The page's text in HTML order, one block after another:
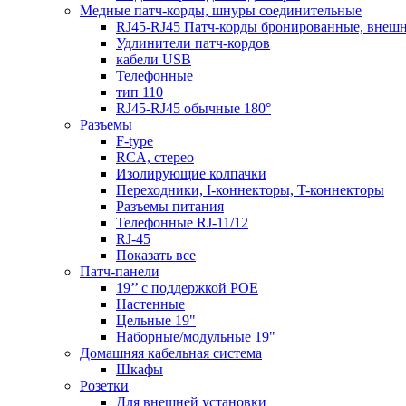
Медные патч-корды, шнуры соединительные
RJ45-RJ45 Патч-корды бронированные,
Удлинители патч-кордов
кабели USB
Телефонные
тип 110
RJ45-RJ45 обычные 180°
Разъемы
F-type
RCA, стерео
Изолирующие колпачки
Переходники, I-коннекторы, T-коннекторы
Разъемы питания
Телефонные RJ-11/12
RJ-45
Показать все
Патч-панели
19’’ с поддержкой POE
Настенные
Цельные 19"
Наборные/модульные 19"
Домашняя кабельная система
Шкафы
Розетки
Для внешней установки